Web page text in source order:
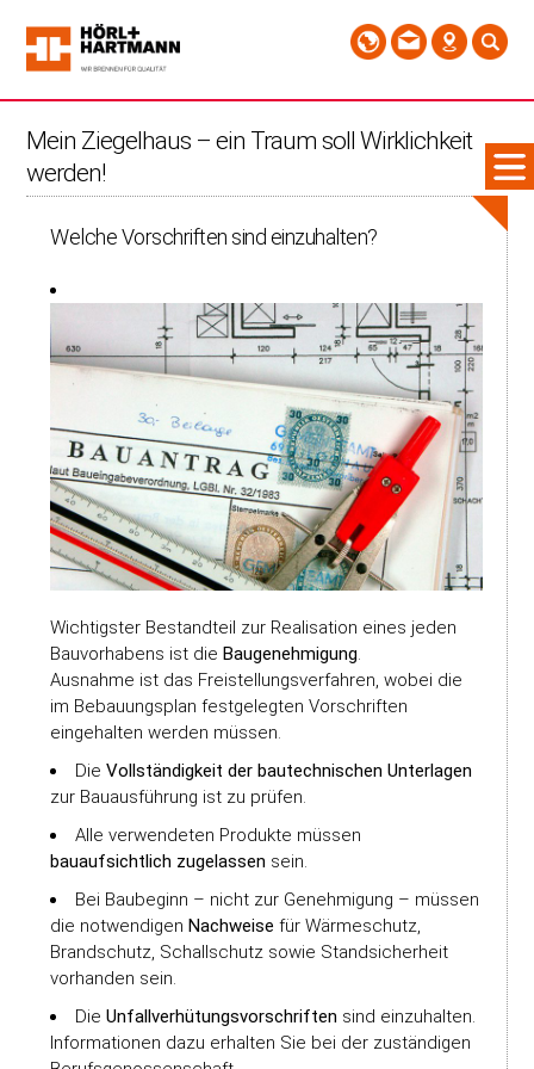
Mein Ziegelhaus – ein Traum soll Wirklichkeit
werden!
Welche Vorschriften sind einzuhalten?
Wichtigster Bestandteil zur Realisation eines jeden
Bauvorhabens ist die Baugenehmigung.
Ausnahme ist das Freistellungsverfahren, wobei die
im Bebauungsplan festgelegten Vorschriften
eingehalten werden müssen.
DieVollständigkeit der bautechnischen Unterlagen
zur Bauausführung ist zu prüfen.
Alle verwendeten Produkte müssen
bauaufsichtlich zugelassen sein.
Bei Baubeginn – nicht zur Genehmigung – müssen
die notwendigen Nachweise für Wärmeschutz,
Brandschutz, Schallschutz sowie Standsicherheit
vorhanden sein.
DieUnfallverhütungsvorschriften sind einzuhalten.
Informationen dazu erhalten Sie bei der zuständigen